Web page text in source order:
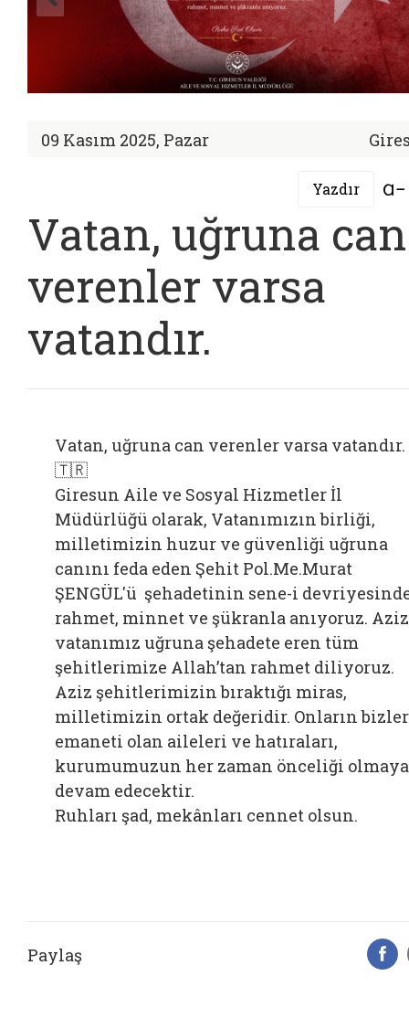
09 Kasım 2025, Pazar
Yazdır
Vatan, uğruna can
verenler varsa
vatandır.
Vatan, uğruna can verenler varsa vatandır.
🇹🇷
Giresun Aile ve Sosyal Hizmetler İl
Müdürlüğü olarak, Vatanımızın birliği,
milletimizin huzur ve güvenliği uğruna
canını feda eden Şehit Pol.Me.Murat
ŞENGÜL'ü şehadetinin sene-i
rahmet, minnet ve şükranla anıyoruz. Aziz
vatanımız uğruna şehadete eren tüm
şehitlerimize Allah’tan rahmet diliyoruz.
Aziz şehitlerimizin bıraktığı miras,
milletimizin ortak değeridir. Onların
emaneti olan aileleri ve hatıraları,
kurumumuzun her zaman önceliği olmaya
devam edecektir.
Ruhları şad, mekânları cennet olsun.
Paylaş